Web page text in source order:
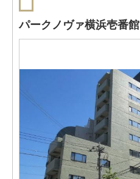
パークノヴァ横浜壱番館